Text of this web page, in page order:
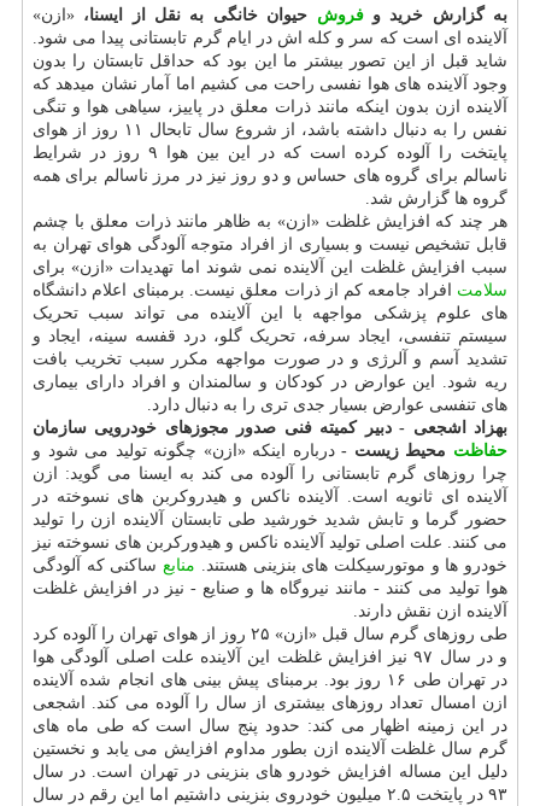
به گزارش خرید وفروش حیوان خانگی به نقل از ایسنا، «ازن»
آلاینده ای است که سر و کله اش در ایام گرم تابستانی پیدا می شود.
شاید قبل از این تصور بیشتر ما این بود که حداقل تابستان را بدون
وجود آلاینده های هوا نفسی راحت می کشیم اما آمار نشان میدهد که
آلاینده ازن بدون اینکه مانند ذرات معلق در پاییز، سیاهی هوا و تنگی
نفس را به دنبال داشته باشد، از شروع سال تابحال ۱۱ روز از هوای
پایتخت را آلوده کرده است که در این بین هوا ۹ روز در شرایط
ناسالم برای گروه های حساس و دو روز نیز در مرز ناسالم برای همه
گروه ها گزارش شد.
هر چند که افزایش غلظت «ازن» به ظاهر مانند ذرات معلق با چشم
قابل تشخیص نیست و بسیاری از افراد متوجه آلودگی هوای تهران به
سبب افزایش غلظت این آلاینده نمی شوند اما تهدیدات «ازن» برای
سلامت افراد جامعه کم از ذرات معلق نیست. برمبنای اعلام دانشگاه
های علوم پزشکی مواجهه با این آلاینده می تواند سبب تحریک
سیستم تنفسی، ایجاد سرفه، تحریک گلو، درد قفسه سینه، ایجاد و
تشدید آسم و آلرژی و در صورت مواجهه مکرر سبب تخریب بافت
ریه شود. این عوارض در کودکان و سالمندان و افراد دارای بیماری
های تنفسی عوارض بسیار جدی تری را به دنبال دارد.
بهزاد اشجعی - دبیر کمیته فنی صدور مجوزهای خودرویی سازمان
حفاظت محیط زیست -درباره اینکه «ازن» چگونه تولید می شود و
چرا روزهای گرم تابستانی را آلوده می کند به ایسنا می گوید: ازن
آلاینده ای ثانویه است. آلاینده ناکس و هیدروکربن های نسوخته در
حضور گرما و تابش شدید خورشید طی تابستان آلاینده ازن را تولید
می کنند. علت اصلی تولید آلاینده ناکس و هیدورکربن های نسوخته نیز
خودرو ها و موتورسیکلت های بنزینی هستند. منابع ساکنی که آلودگی
هوا تولید می کنند - مانند نیروگاه ها و صنایع - نیز در افزایش غلظت
آلاینده ازن نقش دارند.
طی روزهای گرم سال قبل «ازن» ۲۵ روز از هوای تهران را آلوده کرد
و در سال ۹۷ نیز افزایش غلظت این آلاینده علت اصلی آلودگی هوا
در تهران طی ۱۶ روز بود. برمبنای پیش بینی های انجام شده آلاینده
ازن امسال تعداد روزهای بیشتری از سال را آلوده می کند. اشجعی
در این زمینه اظهار می کند: حدود پنج سال است که طی ماه های
گرم سال غلظت آلاینده ازن بطور مداوم افزایش می یابد و نخستین
دلیل این مساله افزایش خودرو های بنزینی در تهران است. در سال
۹۳ در پایتخت ۲.۵ میلیون خودروی بنزینی داشتیم اما این رقم در سال